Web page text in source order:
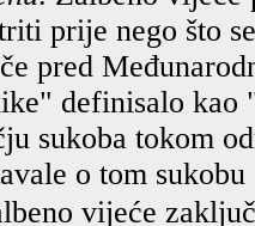
prije nego što
pred
definisalo kao
sukoba tokom
o tom
vijeće